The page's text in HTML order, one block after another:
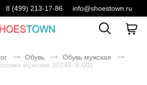
8 (499) 213-17-86 info@shoestown.ru
Обувь
Обувь мужская
мужские 3024878-002